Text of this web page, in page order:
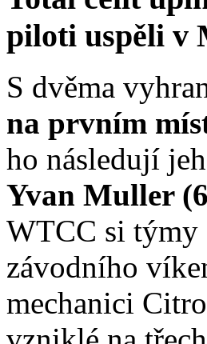
piloti uspěli v
S dvěma
na prvním
ho následují
Yvan Muller
WTCC si týmy
závodního
mechanici